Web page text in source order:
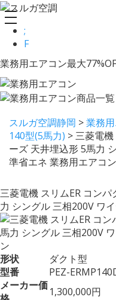
;
F
toggle
navigation
業務用エアコン最大
スルガ空調静岡 >業務
140型(5馬力) >三菱電機
ーズ 天井埋込形 5馬力
準省エネ 業務用エアコン
三菱電機 スリムER コン
力 シングル 三相200V ワ
形状
ダクト型
型番
PEZ-
メーカー価1,300,000円